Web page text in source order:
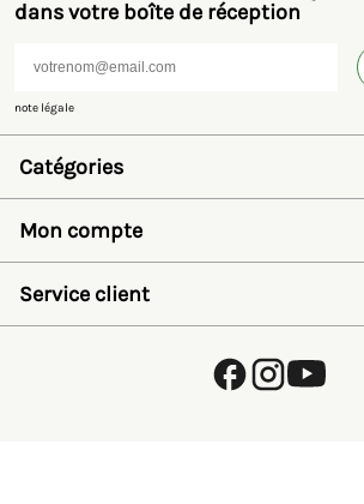
dans votre boîte de réception
note légale
Catégories
Bruder
SIKU
Rolly Toys
Britains
Kids Globe
Jamara
Mon compte
Liste de souhaits
Récupérer mot de passe
Créer un compte
Service client
Politique de confidentialité